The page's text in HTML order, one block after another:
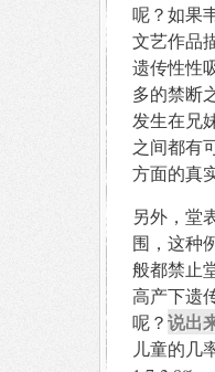
呢？如果
文艺作品
遗传性性
多的禁断
发生在兄
之间都有
方面的真
另外，堂
围，这种
般都禁止
高产下遗
呢？说出
儿童的几